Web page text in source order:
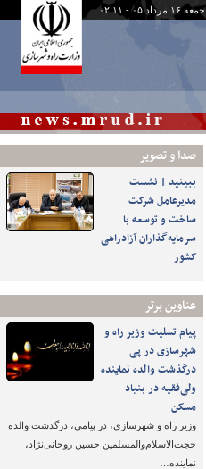
جمعه ۱۶ مرداد ۰۵ - ۰۲:۱۱
صدا و تصوير
ببینید | نشست
مدیرعامل شرکت
ساخت و توسعه با
سرمایه‌گذاران آزادراهی
کشور
عناوین برتر
پیام تسلیت وزیر راه و
شهرسازی در پی
درگذشت والده نماینده
ولی‌فقیه در بنیاد
مسکن
وزیر راه و شهرسازی، در پیامی، درگذشت والده
حجت‌الاسلام‌والمسلمین حسین روحانی‌نژاد،
نماینده…